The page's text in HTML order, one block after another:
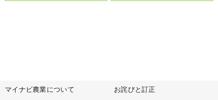
マイナビ農業について お詫びと訂正